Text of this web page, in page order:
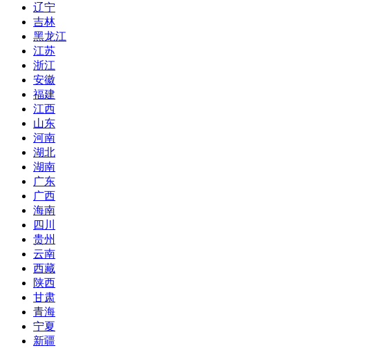
辽宁
吉林
黑龙江
江苏
浙江
安徽
福建
江西
山东
河南
湖北
湖南
广东
广西
海南
四川
贵州
云南
西藏
陕西
甘肃
青海
宁夏
新疆